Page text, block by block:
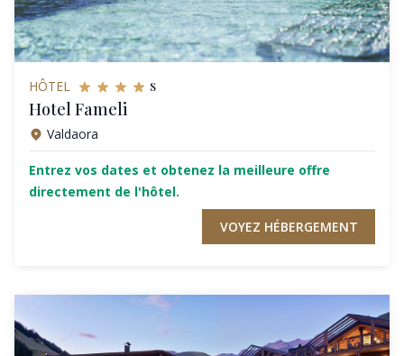
HÔTEL s
Hotel Fameli
Valdaora
Entrez vos dates et obtenez la meilleure offre
directement de l'hôtel.
VOYEZ HÉBERGEMENT